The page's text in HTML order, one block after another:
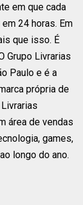
em que cada
24 horas. Em
que isso. É
Grupo Livrarias
Paulo e é a
própria de
área de vendas
games,
longo do ano.